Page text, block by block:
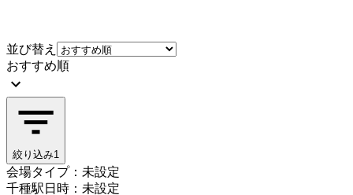
並び替え
おすすめ順
絞り込み1
会場タイプ：未設定
千種駅日時：未設定